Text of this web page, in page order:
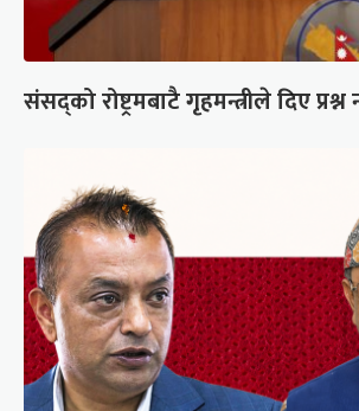
संसद्को रोष्ट्रमबाटै गृहमन्त्रीले दिए